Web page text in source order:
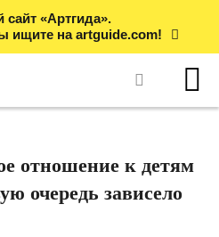
сайт «Артгида».
ищите на artguide.com!
отношение к детям
очередь зависело